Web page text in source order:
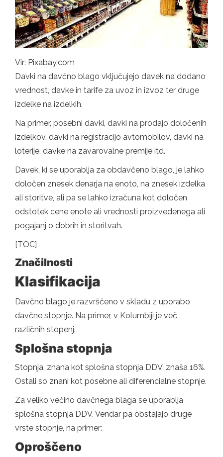
Vir: Pixabay.com
Davki na davčno blago vključujejo davek na dodano
vrednost, davke in tarife za uvoz in izvoz ter druge
izdelke na izdelkih.
Na primer, posebni davki, davki na prodajo določenih
izdelkov, davki na registracijo avtomobilov, davki na
loterije, davke na zavarovalne premije itd.
Davek, ki se uporablja za obdavčeno blago, je lahko
določen znesek denarja na enoto, na znesek izdelka
ali storitve, ali pa se lahko izračuna kot določen
odstotek cene enote ali vrednosti proizvedenega ali
pogajanj o dobrih in storitvah.
[TOC]
Značilnosti
Klasifikacija
Davčno blago je razvrščeno v skladu z uporabo
davčne stopnje. Na primer, v Kolumbiji je več
različnih stopenj.
Splošna stopnja
Stopnja, znana kot splošna stopnja DDV, znaša 16%.
Ostali so znani kot posebne ali diferencialne stopnje.
Za veliko večino davčnega blaga se uporablja
splošna stopnja DDV. Vendar pa obstajajo druge
vrste stopnje, na primer:
Oproščeno